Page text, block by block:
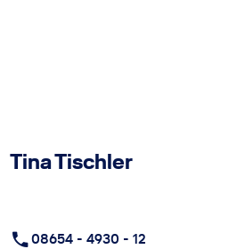
Tina Tischler
08654 - 4930 - 12